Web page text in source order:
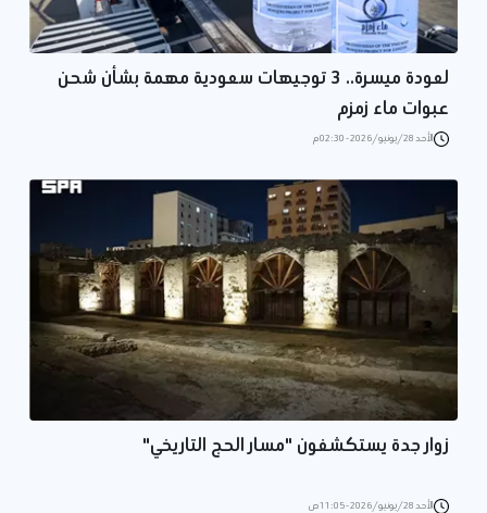
لعودة ميسرة.. 3 توجيهات سعودية مهمة بشأن شحن
عبوات ماء زمزم
الأحد 28/يونيو/2026 - 02:30 م
زوار جدة يستكشفون "مسار الحج التاريخي"
الأحد 28/يونيو/2026 - 11:05 ص